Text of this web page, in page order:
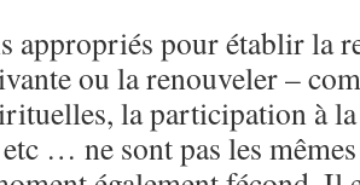
appropriés pour établir la
ou la renouveler –
la participation à
… ne sont pas les